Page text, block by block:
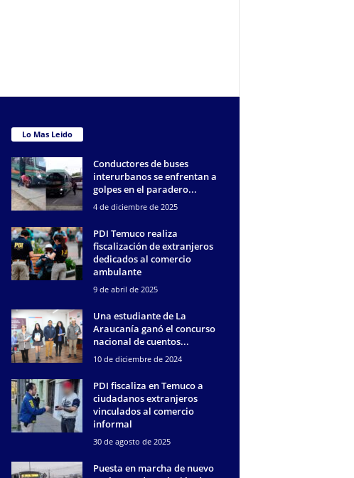
Lo Mas Leido
Conductores de buses
interurbanos se enfrentan a
golpes en el paradero...
4 de diciembre de 2025
PDI Temuco realiza
fiscalización de extranjeros
dedicados al comercio
ambulante
9 de abril de 2025
Una estudiante de La
Araucanía ganó el concurso
nacional de cuentos...
10 de diciembre de 2024
PDI fiscaliza en Temuco a
ciudadanos extranjeros
vinculados al comercio
informal
30 de agosto de 2025
Puesta en marcha de nuevo